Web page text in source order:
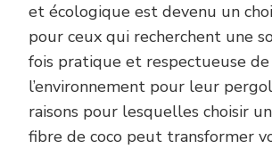
et écologique est devenu un
pour ceux qui recherchent une
fois pratique et respectueuse de
l’environnement pour leur
raisons pour lesquelles choisir
fibre de coco peut transformer